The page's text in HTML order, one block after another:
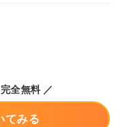
全無料 ／
てみる